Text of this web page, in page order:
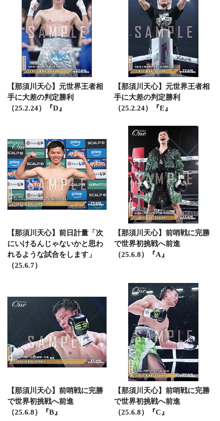
【那須川天心】元世界王者相
手に大差の判定勝利
（25.2.24）『D』
【那須川天心】元世界王者相
手に大差の判定勝利
（25.2.24）『E』
【那須川天心】前日計量「次
にいけるんじゃないかと思わ
れるような試合をします」
（25.6.7）
【那須川天心】前哨戦に完勝
で世界初挑戦へ前進
（25.6.8）『A』
【那須川天心】前哨戦に完勝
で世界初挑戦へ前進
（25.6.8）『B』
【那須川天心】前哨戦に完勝
で世界初挑戦へ前進
（25.6.8）『C』